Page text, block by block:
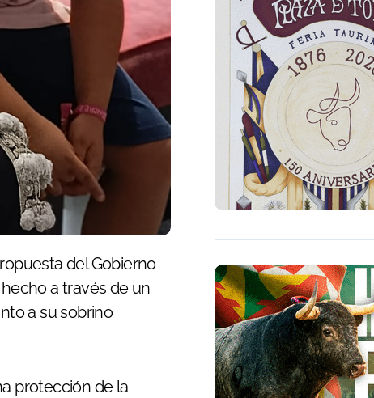
del Gobierno
a través de un
a su sobrino
protección de la